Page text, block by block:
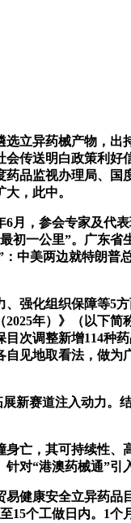
立异药械产物，出
传送明白政策利好
品监视办理局、国
，此中。
月，参会专家及代
初一公里”。广东省
中美两边就特朗普
强化组织保障等5方
年）》（以下简
次调整新增114种
见地取看法，做为
新赛道注入动力。
亡，其可持续性、
对“港澳药械通”引
健康安全立异药品
15个工做日内。1个